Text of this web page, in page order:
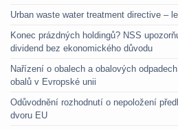
Urban waste water treatment directive –
Konec prázdných holdingů? NSS
dividend bez ekonomického důvodu
Nařízení o obalech a obalových
obalů v Evropské unii
Odůvodnění rozhodnutí o nepoložení
dvoru EU